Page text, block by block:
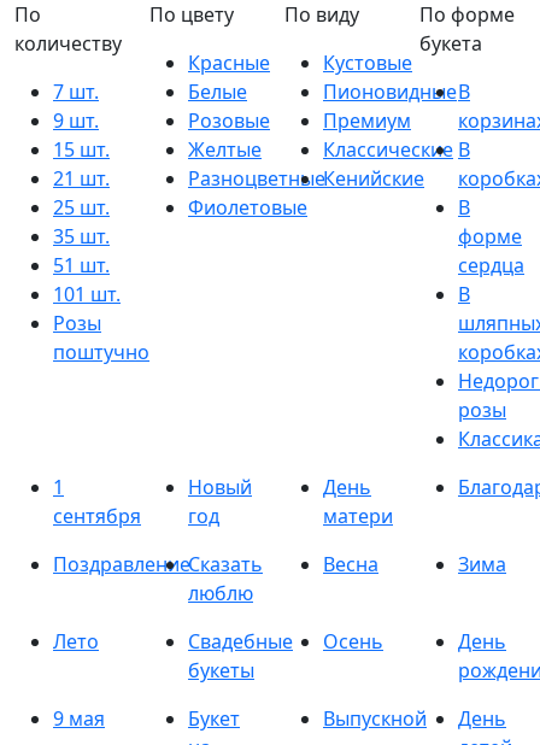
По
количеству
7 шт.
9 шт.
15 шт.
21 шт.
25 шт.
35 шт.
51 шт.
101 шт.
Розы
поштучно
По цвету
Красные
Белые
Розовые
Желтые
Разноцветные
Фиолетовые
По виду
Кустовые
Пионовидные
Премиум
Классические
Кенийские
По форме
букета
В
В
В
форме
сердца
В
розы
1
сентября
Новый
год
День
матери
ПоздравлениеСказать
люблю
Весна Зима
Лето
Свадебные
букеты
Осень
День
9 мая
Букет
Выпускной
День